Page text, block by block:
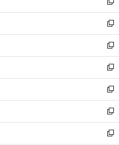
ド
ウ
で
開
く
ィ
ン
ド
ウ
で
開
く
い
ウ
ィ
ン
ド
ウ
で
開
く
新
し
い
ウ
ィ
ン
ド
ウ
で
開
く
新
し
い
ウ
ィ
ン
ド
ウ
で
開
く
新
し
い
ウ
ィ
ン
ド
ウ
で
新
し
い
ウ
ィ
ン
ド
新
し
い
ウ
ィ
新
し
い
新